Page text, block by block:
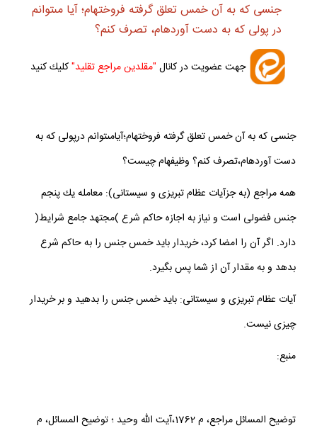
جنسى كه به آن خمس تعلق گرفته فروخته‏ام؛ آيا مى‏توانم
در پولى كه به دست آورده‏ام، تصرف كنم؟
جهت عضويت در كانال "مقلدين مراجع تقليد"كليك كنيد
جنسى كه به آن خمس تعلق گرفته فروخته‏ام؛آيامى‏توانم درپولى كه به
دست آورده‏ام،تصرف كنم؟ وظيفه‏ام چيست؟
همه مراجع (به جزآيات عظام تبريزى و سيستانى): معامله يك پنجم
جنس فضولى است و نياز به اجازه حاكم شرع )مجتهد جامع شرايط(
دارد. اگر آن را امضا كرد، خريدار بايد خمس جنس را به حاكم شرع
بدهد و به مقدار آن از شما پس بگيرد.
آيات عظام تبريزى و سيستانى: بايد خمس جنس را بدهيد و بر خريدار
چيزى نيست.
منبع:
توضيح المسائل مراجع، م 1762،آيت الله وحيد ؛ توضيح المسائل، م